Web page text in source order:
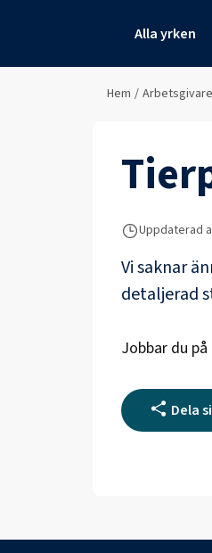
Alla yrken
Hem / Arbetsgivare
Uppdaterad
Vi saknar
detaljerad
Jobbar du på
Dela